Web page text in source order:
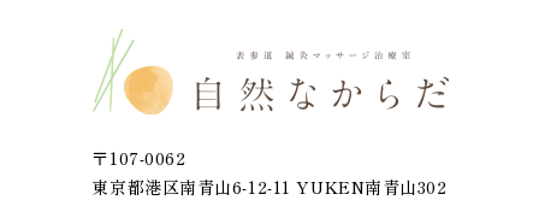
〒107-0062
東京都港区南青山6-12-11 YUKEN南青山302
美容・肌質改善
腰痛・坐骨神経痛
ストレス・自律神経失調
眼精疲労・目のかすみ
疲労・元気がない・だるい